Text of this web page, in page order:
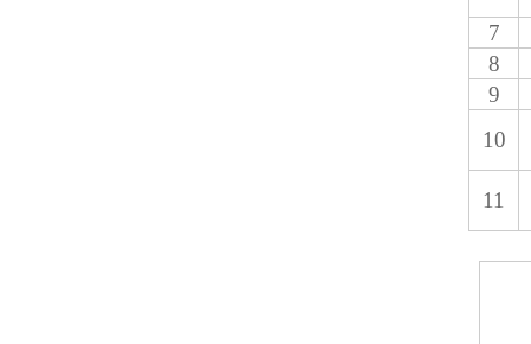
7
8
9
10
11